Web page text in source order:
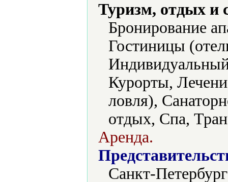
Туризм, отдых и
Бронирование
Гостиницы
Курорты,
ловля),
отдых, Спа,
Аренда.
Санкт-Петербург